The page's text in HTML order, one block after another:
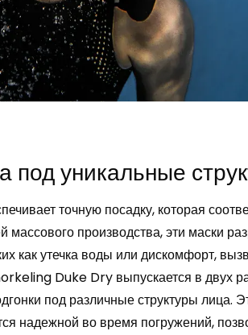
под уникальные
точную посадку, которая
производства, эти маски
как утечка воды или дискомфорт,
Duke Dry выпускается в двух
под различные структуры лица.
надежной во время погружений,